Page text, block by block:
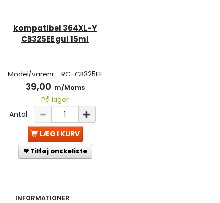
kompatibel 364XL-Y
CB325EE gul 15ml
Model/varenr.: RC-CB325EE
39,00 m/Moms
På lager
Antal
LÆG I KURV
Tilføj ønskeliste
INFORMATIONER